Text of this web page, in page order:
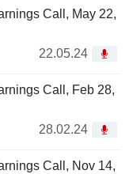
Call, May 22,
22.05.24
Call, Feb 28,
28.02.24
Call, Nov 14,